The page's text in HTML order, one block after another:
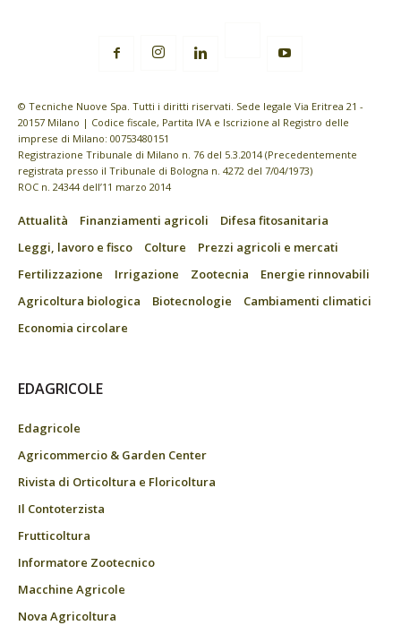
© Tecniche Nuove Spa. Tutti i diritti riservati. Sede legale Via Eritrea 21 -
20157 Milano | Codice fiscale, Partita IVA e Iscrizione al Registro delle
imprese di Milano: 00753480151
Registrazione Tribunale di Milano n. 76 del 5.3.2014 (Precedentemente
registrata presso il Tribunale di Bologna n. 4272 del 7/04/1973)
ROC n. 24344 dell’11 marzo 2014
Attualità Finanziamenti agricoli
Difesa fitosanitaria
Leggi, lavoro e fisco
Colture
Prezzi agricoli e mercati
Fertilizzazione
Irrigazione Zootecnia
Energie rinnovabili
Agricoltura biologica
Biotecnologie
Cambiamenti climatici
Economia circolare
EDAGRICOLE
Edagricole
Agricommercio & Garden Center
Rivista di Orticoltura e Floricoltura
Il Contoterzista
Frutticoltura
Informatore Zootecnico
Macchine Agricole
Nova Agricoltura